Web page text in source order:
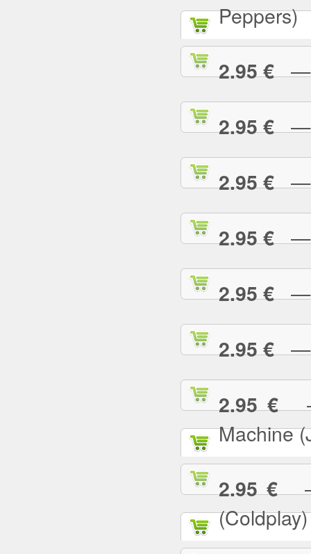
Peppers)
2.95 €—
2.95 €—
2.95 €—
2.95 €—
2.95 €—
2.95 €—
2.95 €—
Machine
2.95 €—
(Coldplay)